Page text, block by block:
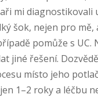
mi
šok, nejen pro
pomůže s UC.
jiné řešení.
místo jeho
1–2 roky a léčbu